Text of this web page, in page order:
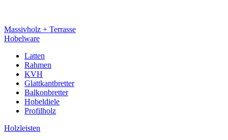
Massivholz + Terrasse
Hobelware
Latten
Rahmen
KVH
Glattkantbretter
Balkonbretter
Hobeldiele
Profilholz
Holzleisten